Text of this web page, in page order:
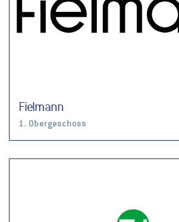
Fielmann
1. Obergeschoss